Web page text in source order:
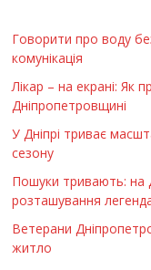
Говорити про воду
комунікація
Лікар – на екрані: Як
Дніпропетровщині
У Дніпрі триває
сезону
Пошуки тривають: на
розташування
Ветерани
житло